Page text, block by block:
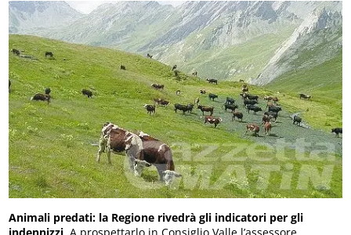
Animali predati: la Regione rivedrà gli indicatori per gli